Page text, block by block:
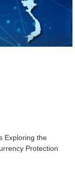
Exploring the
Protection